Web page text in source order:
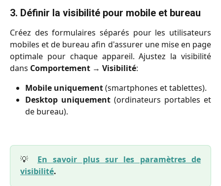
3. Définir la visibilité pour mobile et bureau
Créez des formulaires séparés pour les utilisateurs
mobiles et de bureau afin d'assurer une mise en page
optimale pour chaque appareil. Ajustez la visibilité
dans Comportement → Visibilité:
Mobile uniquement(smartphones et tablettes).
Desktop uniquement (ordinateurs portables et
de bureau).
💡 En savoir plus sur les paramètres de
visibilité.